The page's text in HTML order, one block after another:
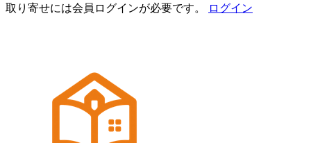
取り寄せには会員ログインが必要です。 ログイン